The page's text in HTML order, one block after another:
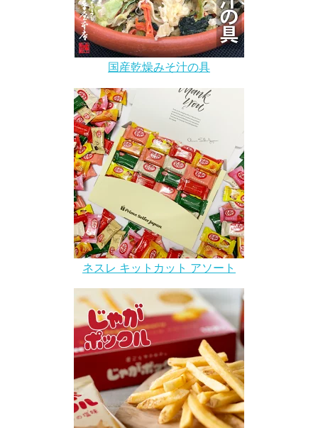
国産乾燥みそ汁の具
ネスレ キットカット アソート